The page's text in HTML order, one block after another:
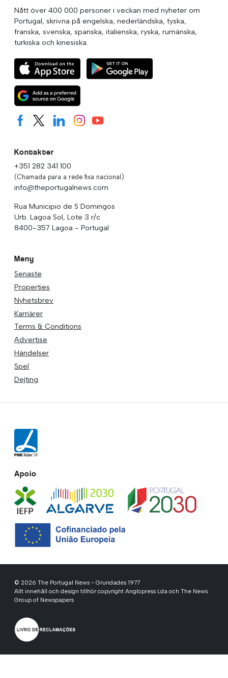
Nått över 400 000 personer i veckan med nyheter om
Portugal, skrivna på engelska, nederländska, tyska,
franska, svenska, spanska, italienska, ryska, rumänska,
turkiska och kinesiska.
Kontakter
+351 282 341 100
(Chamada para a rede fixa nacional)
info@theportugalnews.com
Rua Municipio de S Domingos
Urb. Lagoa Sol, Lote 3 r/c
8400-357 Lagoa - Portugal
Meny
Senaste
Properties
Nyhetsbrev
Karriärer
Terms & Conditions
Advertise
Händelser
Spel
Dejting
Apoio
© 2026 The Portugal News - Grundades 1977
Allt innehåll och design tillhör copyright Anglopress Lda och The News
Group of Newspapers